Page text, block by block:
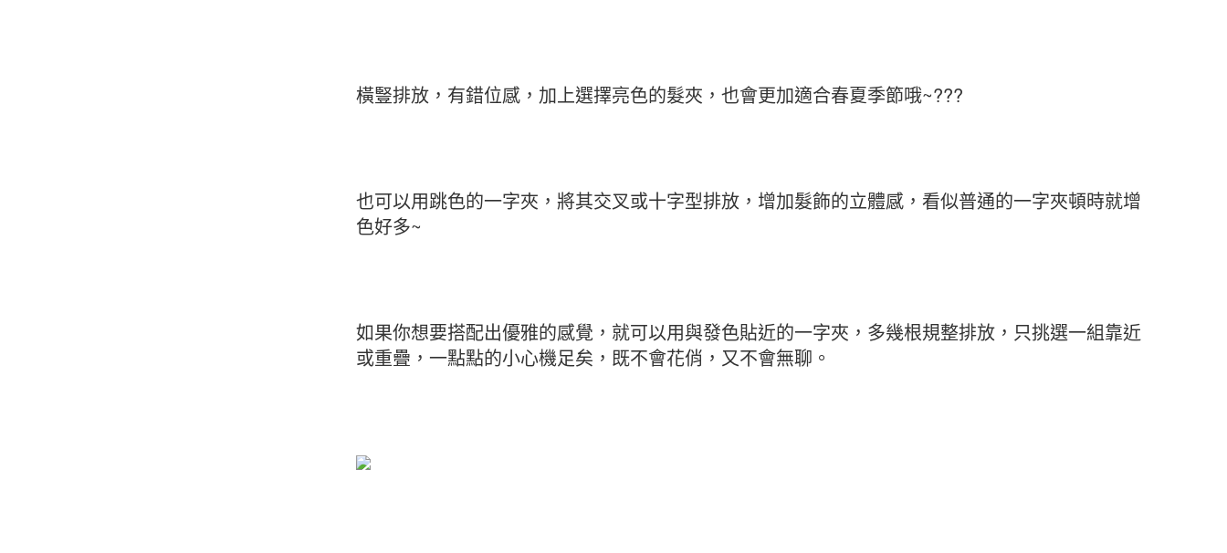
橫豎排放，有錯位感，加上選擇亮色的髮夾，也會更加適合春夏季節哦~???
也可以用跳色的一字夾，將其交叉或十字型排放，增加髮飾的立體感，看似普通的一字夾頓時就增
色好多~
如果你想要搭配出優雅的感覺，就可以用與發色貼近的一字夾，多幾根規整排放，只挑選一組靠近
或重疊，一點點的小心機足矣，既不會花俏，又不會無聊。